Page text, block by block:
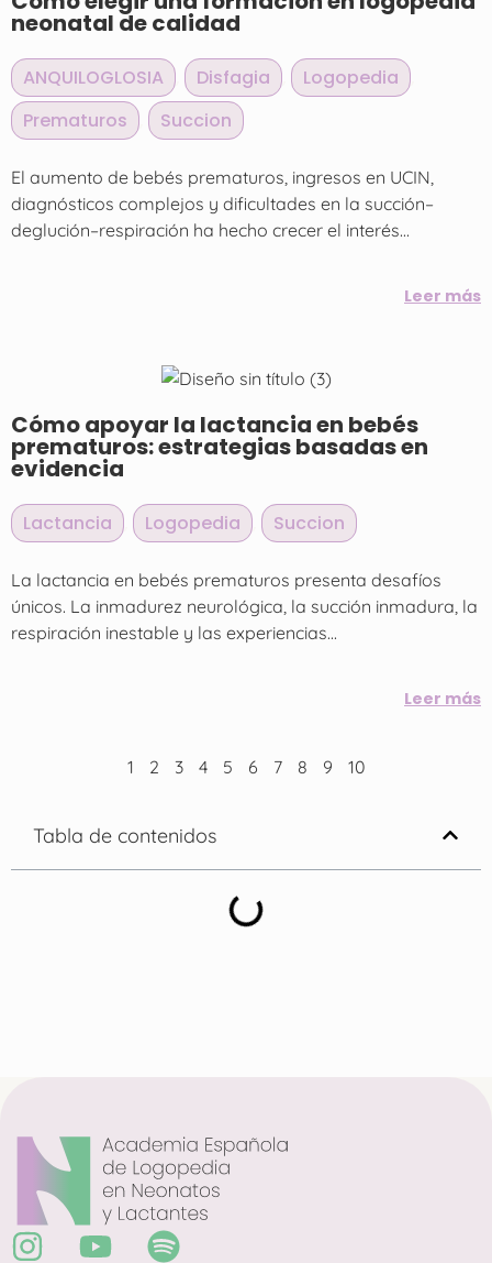
neonatal de calidad
ANQUILOGLOSIA Disfagia Logopedia
Prematuros
Succion
El aumento de bebés prematuros, ingresos en UCIN,
diagnósticos complejos y dificultades en la succión–
deglución–respiración ha hecho crecer el interés...
Leer más
Cómo apoyar la lactancia en bebés
prematuros: estrategias basadas en
evidencia
Lactancia Logopedia Succion
La lactancia en bebés prematuros presenta desafíos
únicos. La inmadurez neurológica, la succión inmadura, la
respiración inestable y las experiencias...
Leer más
1 2 3 4 5 6 7 8 9 10
Tabla de contenidos